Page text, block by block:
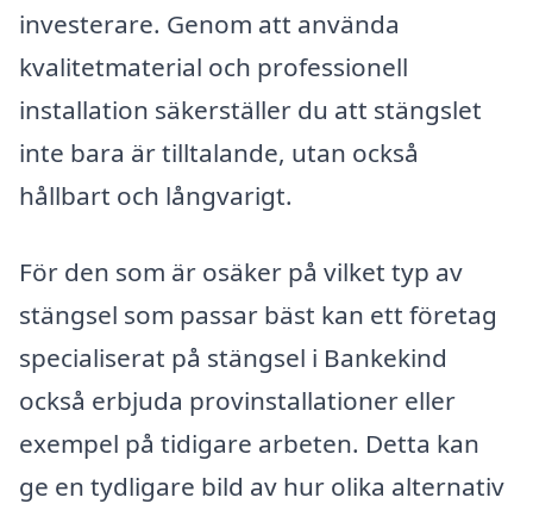
investerare. Genom att använda
kvalitetmaterial och professionell
installation säkerställer du att stängslet
inte bara är tilltalande, utan också
hållbart och långvarigt.
För den som är osäker på vilket typ av
stängsel som passar bäst kan ett företag
specialiserat på stängsel i Bankekind
också erbjuda provinstallationer eller
exempel på tidigare arbeten. Detta kan
ge en tydligare bild av hur olika alternativ